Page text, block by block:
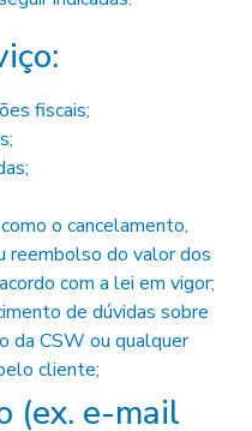
fiscais;
o cancelamento,
reembolso do valor dos
com a lei em vigor;
de dúvidas sobre
da CSW ou qualquer
cliente;
(ex. e-mail